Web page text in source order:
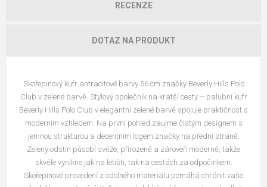
RECENZE
DOTAZ NA PRODUKT
Skořepinový kufr antracitové barvy 56 cm značky Beverly Hills Polo
Club v zelené barvě. Stylový společník na kratší cesty – palubní kufr
Beverly Hills Polo Club v elegantní zelené barvě spojuje praktičnost s
moderním vzhledem. Na první pohled zaujme čistým designem s
jemnou strukturou a decentním logem značky na přední straně.
Zelený odstín působí svěže, přirozeně a zároveň moderně, takže
skvěle vynikne jak na letišti, tak na cestách za odpočinkem.
Skořepinové provedení z odolného materiálu pomáhá chránit vaše